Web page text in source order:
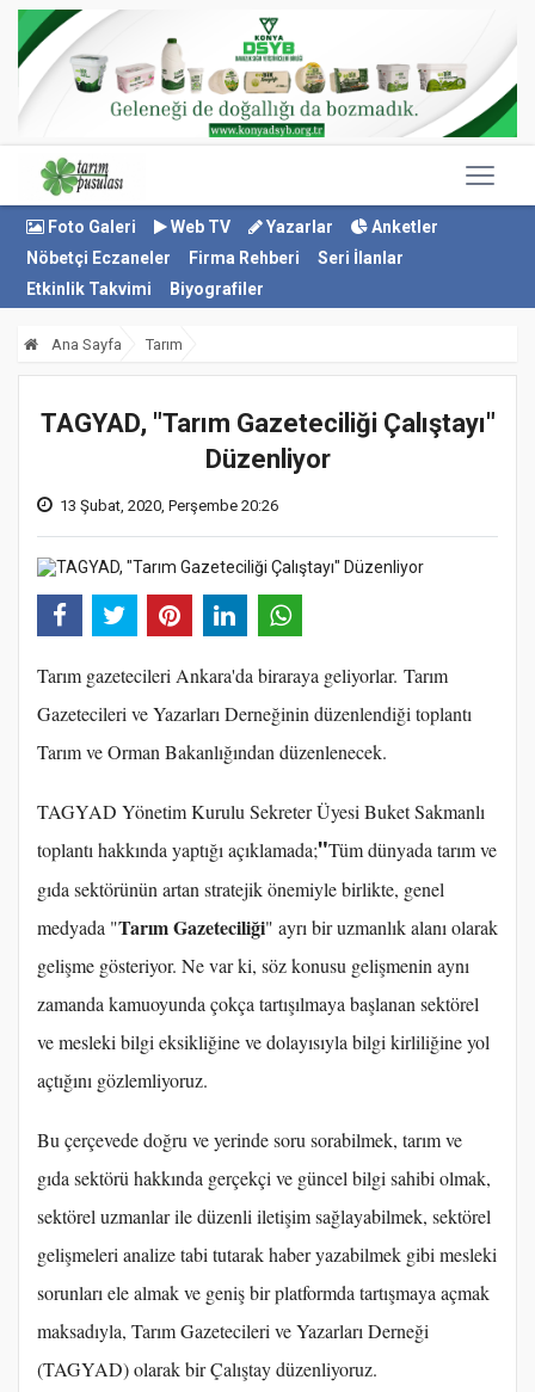
Foto Galeri Web TV Yazarlar
Anketler
Nöbetçi Eczaneler
Firma Rehberi
Seri İlanlar
Etkinlik Takvimi
Biyografiler
Ana Sayfa Tarım
TAGYAD, "Tarım Gazeteciliği Çalıştayı"
Düzenliyor
13 Şubat, 2020, Perşembe 20:26
Tarım gazetecileri Ankara'da biraraya geliyorlar. Tarım
Gazetecileri ve Yazarları Derneğinin düzenlendiği toplantı
Tarım ve Orman Bakanlığından düzenlenecek.
TAGYAD Yönetim Kurulu Sekreter Üyesi Buket Sakmanlı
toplantı hakkında yaptığı açıklamada;"Tüm dünyada tarım ve
gıda sektörünün artan stratejik önemiyle birlikte, genel
medyada "Tarım Gazeteciliği" ayrı bir uzmanlık alanı olarak
gelişme gösteriyor. Ne var ki, söz konusu gelişmenin aynı
zamanda kamuoyunda çokça tartışılmaya başlanan sektörel
ve mesleki bilgi eksikliğine ve dolayısıyla bilgi kirliliğine yol
açtığını gözlemliyoruz.
Bu çerçevede doğru ve yerinde soru sorabilmek, tarım ve
gıda sektörü hakkında gerçekçi ve güncel bilgi sahibi olmak,
sektörel uzmanlar ile düzenli iletişim sağlayabilmek, sektörel
gelişmeleri analize tabi tutarak haber yazabilmek gibi mesleki
sorunları ele almak ve geniş bir platformda tartışmaya açmak
maksadıyla, Tarım Gazetecileri ve Yazarları Derneği
(TAGYAD) olarak bir Çalıştay düzenliyoruz.